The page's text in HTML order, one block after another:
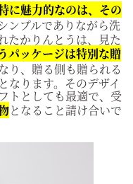
に魅力的なのは、その
ンプルでありながら洗
たかりんとうは、見た
パッケージは特別な贈
り、贈る側も贈られる
なります。そのデザイ
トとしても最適で、受
となること請け合いで